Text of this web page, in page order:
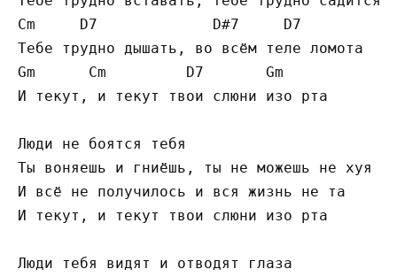
Cm     D7             D#7     D7
Тебе трудно дышать, во всём теле ломота
Gm      Cm         D7       Gm
И текут, и текут твои слюни изо рта
Люди не боятся тебя
Ты воняешь и гниёшь, ты не можешь не хуя
И всё не получилось и вся жизнь не та
И текут, и текут твои слюни изо рта
Люди тебя видят и отводят глаза